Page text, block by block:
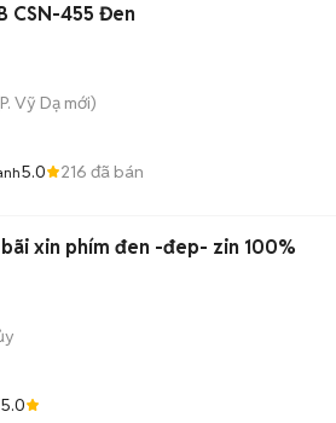
CSN-455 Đen
P. Vỹ Dạ mới)
5.0 216 đã bán
Vang số Vina X5 bãi xin phím đen -đep- zin 100%
5.0